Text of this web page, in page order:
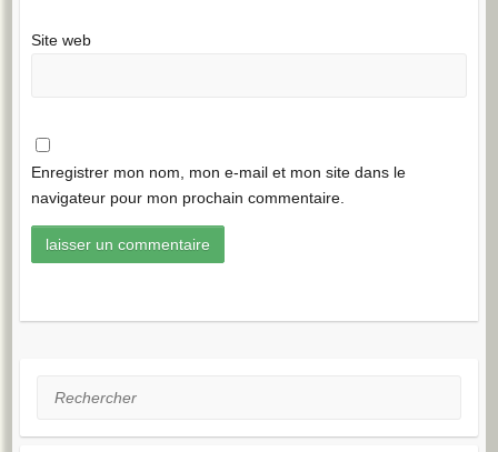
Site web
Enregistrer mon nom, mon e-mail et mon site dans le
navigateur pour mon prochain commentaire.
Rechercher